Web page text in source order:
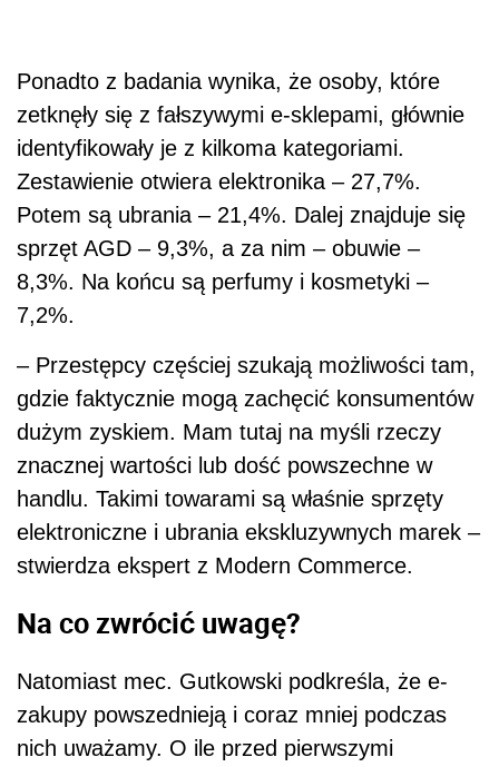
Ponadto z badania wynika, że osoby, które
zetknęły się z fałszywymi e-sklepami, głównie
identyfikowały je z kilkoma kategoriami.
Zestawienie otwiera elektronika – 27,7%.
Potem są ubrania – 21,4%. Dalej znajduje się
sprzęt AGD – 9,3%, a za nim – obuwie –
8,3%. Na końcu są perfumy i kosmetyki –
7,2%.
– Przestępcy częściej szukają możliwości tam,
gdzie faktycznie mogą zachęcić konsumentów
dużym zyskiem. Mam tutaj na myśli rzeczy
znacznej wartości lub dość powszechne w
handlu. Takimi towarami są właśnie sprzęty
elektroniczne i ubrania ekskluzywnych marek –
stwierdza ekspert z Modern Commerce.
Na co zwrócić uwagę?
Natomiast mec. Gutkowski podkreśla, że e-
zakupy powszednieją i coraz mniej podczas
nich uważamy. O ile przed pierwszymi